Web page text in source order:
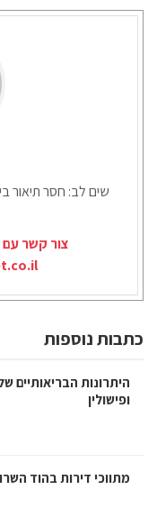
שים לב: חסר תיאור
צור קשר עם
כתבות נוספות
היתרונות הבריאותיים
ופישולין
מתווכי דירות בהוד